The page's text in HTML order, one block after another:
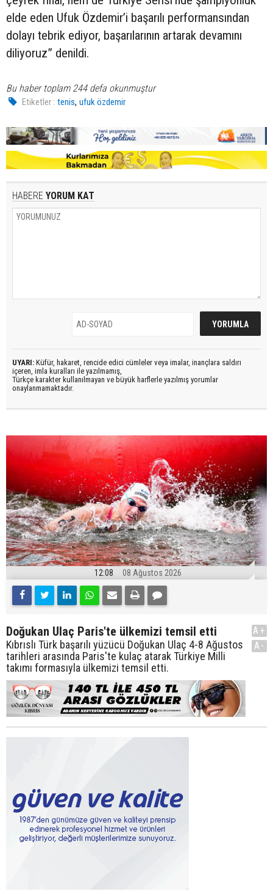
elde eden Ufuk Özdemir’i başarılı performansından
dolayı tebrik ediyor, başarılarının artarak devamını
diliyoruz” denildi.
Bu haber toplam 244 defa okunmuştur
Etiketler : tenis,ufuk özdemir
HABERE YORUM KAT
UYARI: Küfür, hakaret, rencide edici cümleler veya imalar, inançlara saldırı
içeren, imla kuralları ile yazılmamış,
Türkçe karakter kullanılmayan ve büyük harflerle yazılmış yorumlar
onaylanmamaktadır.
12:08 08 Ağustos 2026
Doğukan Ulaç Paris'te ülkemizi temsil etti
Kıbrıslı Türk başarılı yüzücü Doğukan Ulaç 4-8 Ağustos
tarihleri arasında Paris'te kulaç atarak Türkiye Milli
takımı formasıyla ülkemizi temsil etti.
A+
A-